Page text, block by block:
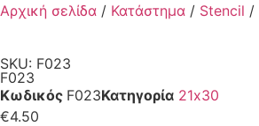
Αρχική σελίδα / Κατάστημα / Stencil /
SKU: F023
F023
Κωδικός F023Κατηγορία 21x30
€4.50